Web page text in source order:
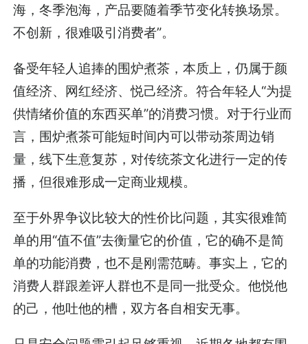
海，冬季泡海，产品要随着季节变化转换场景。
不创新，很难吸引消费者”。
备受年轻人追捧的围炉煮茶，本质上，仍属于颜
值经济、网红经济、悦己经济。符合年轻人“为提
供情绪价值的东西买单”的消费习惯。对于行业而
言，围炉煮茶可能短时间内可以带动茶周边销
量，线下生意复苏，对传统茶文化进行一定的传
播，但很难形成一定商业规模。
至于外界争议比较大的性价比问题，其实很难简
单的用“值不值”去衡量它的价值，它的确不是简
单的功能消费，也不是刚需范畴。事实上，它的
消费人群跟差评人群也不是同一批受众。他悦他
的己，他吐他的槽，双方各自相安无事。